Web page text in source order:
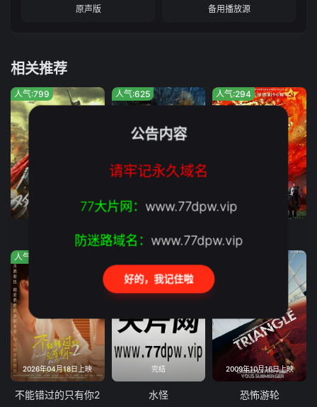
原声版 备用播放源
相关推荐
人气:799
双枪红娘子
2026年08月04日上映
人气:625 人气:294
2026年04月18日上映
人气:295
不能错过的只有你2
完结
水怪
2009年10月16日上映
恐怖游轮
公告内容
请牢记永久域名
77大片网： www.77dpw.vip
防迷路域名： www.77dpw.vip
好的，我记住啦